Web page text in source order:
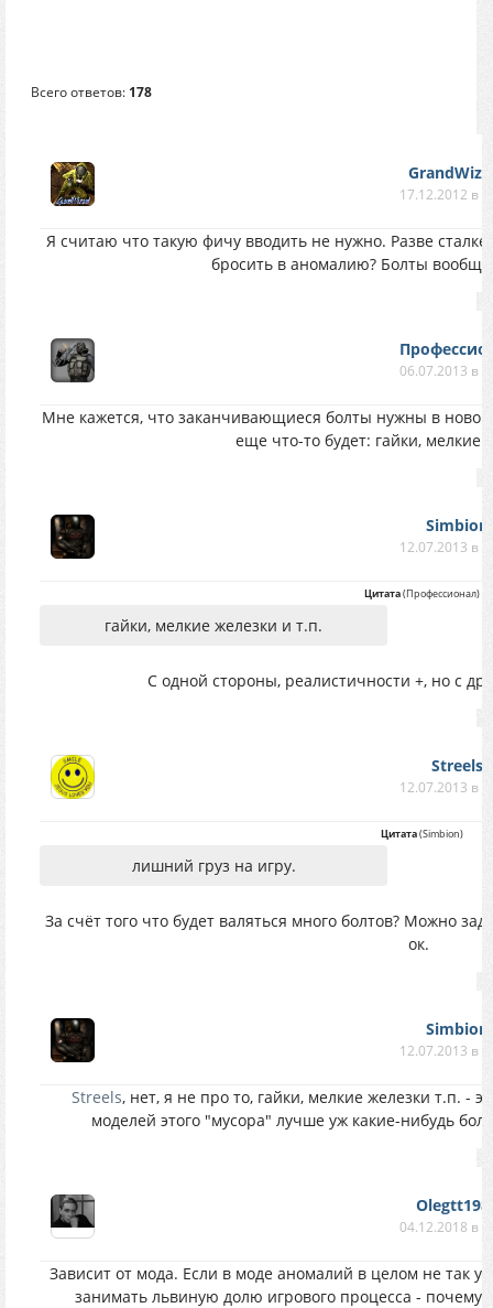
Всего ответов: 178
17.12.2012 в
Я считаю что такую фичу вводить не нужно. Разве
бросить в аномалию? Болты вообще
06.07.2013 в
Мне кажется, что заканчивающиеся болты нужны в
еще что-то будет: гайки, мелкие
Simbion
12.07.2013 в
Цитата(Профессионал)
гайки, мелкие железки и т.п.
С одной стороны, реалистичности +, но с
Streels
12.07.2013 в
Цитата(Simbion)
лишний груз на игру.
За счёт того что будет валяться много болтов? Можно
ок.
Simbion
12.07.2013 в
Streels, нет, я не про то, гайки, мелкие железки т.п. -
моделей этого "мусора" лучше уж какие-нибудь
04.12.2018 в
Зависит от мода. Если в моде аномалий в целом не так
занимать львиную долю игрового процесса -